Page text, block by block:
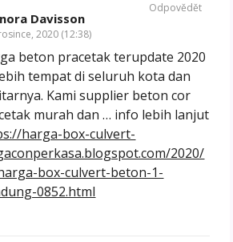
Davisson
2020 (12:38)
beton pracetak terupdate 2020
tempat di seluruh kota dan
Kami supplier beton cor
murah dan … info lebih lanjut
harga-box-culvert-
2020/
box-culvert-beton-1-
0852.html
Odpovědět